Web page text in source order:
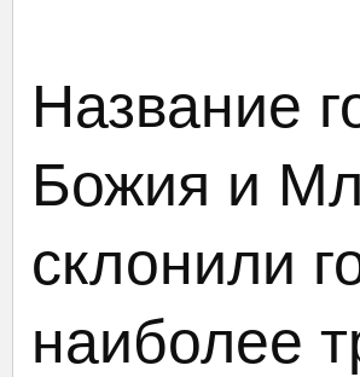
Название
Божия и
склонили
наиболее